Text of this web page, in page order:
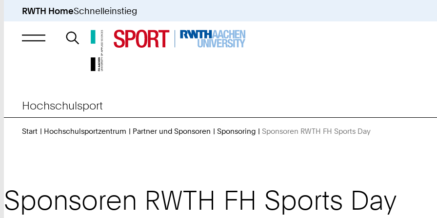
RWTH HomeSchnelleinstieg
Suche
nach
Hochschulsport
Start Hochschulsportzentrum Partner und Sponsoren Sponsoring Sponsoren RWTH FH Sports Day
Sponsoren RWTH FH Sports Day